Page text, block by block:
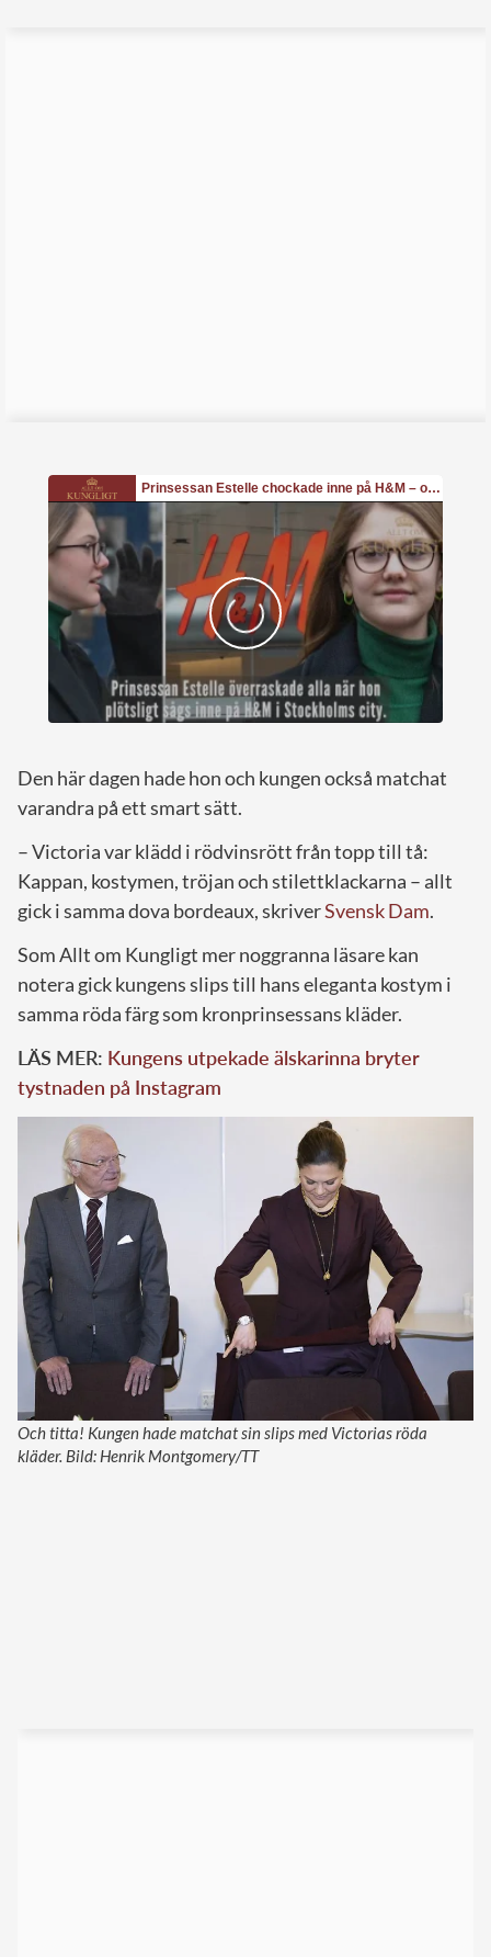
Den här dagen hade hon och kungen också matchat
varandra på ett smart sätt.
– Victoria var klädd i rödvinsrött från topp till tå:
Kappan, kostymen, tröjan och stilettklackarna – allt
gick i samma dova bordeaux, skriverSvensk Dam.
Som Allt om Kungligt mer noggranna läsare kan
notera gick kungens slips till hans eleganta kostym i
samma röda färg som kronprinsessans kläder.
LÄS MER: Kungens utpekade älskarinna bryter
tystnaden på Instagram
Och titta! Kungen hade matchat sin slips med Victorias röda
kläder. Bild: Henrik Montgomery/TT